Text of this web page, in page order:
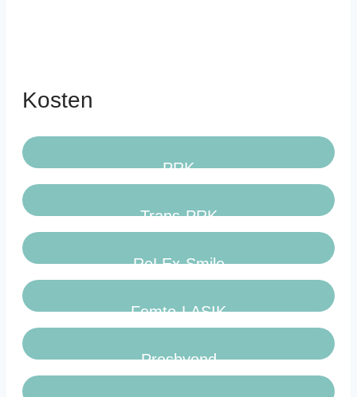
Kosten
PRK
Trans-PRK
ReLEx-Smile
Femto-LASIK
Presbyond